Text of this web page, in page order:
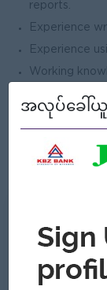
reports.
Experience
Experience
Working
Experience
and business
ကျွန်တော့်တို့
အကျိုး
-
အလုပ်ခေါ်ယူ